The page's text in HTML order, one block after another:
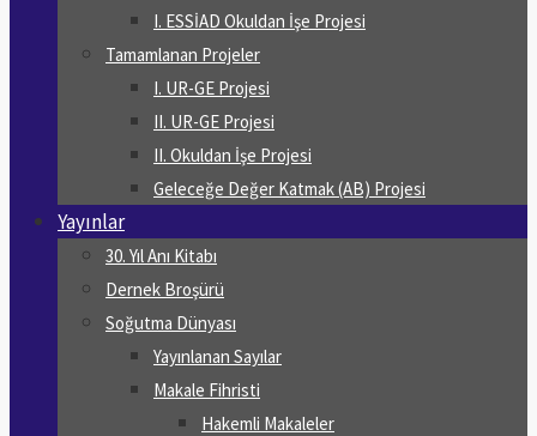
I. ESSİAD Okuldan İşe Projesi
Tamamlanan Projeler
I. UR-GE Projesi
II. UR-GE Projesi
II. Okuldan İşe Projesi
Geleceğe Değer Katmak (AB) Projesi
Yayınlar
30. Yıl Anı Kitabı
Dernek Broşürü
Soğutma Dünyası
Yayınlanan Sayılar
Makale Fihristi
Hakemli Makaleler